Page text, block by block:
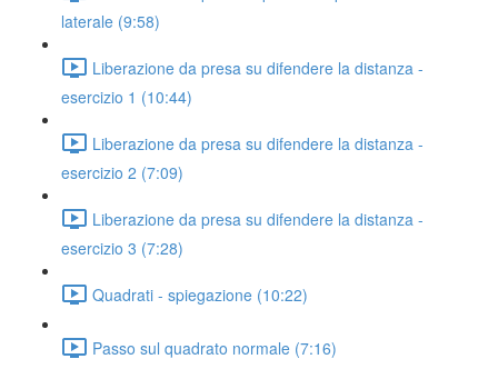
laterale (9:58)
Liberazione da presa su difendere la distanza -
esercizio 1 (10:44)
Liberazione da presa su difendere la distanza -
esercizio 2 (7:09)
Liberazione da presa su difendere la distanza -
esercizio 3 (7:28)
Quadrati - spiegazione (10:22)
Passo sul quadrato normale (7:16)